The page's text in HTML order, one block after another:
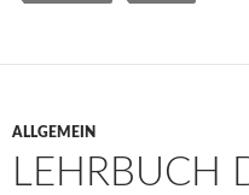
ALLGEMEIN
LEHRBUCH